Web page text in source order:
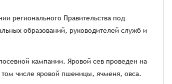
регионального Правительства под
образований, руководителей служб и
кампании. Яровой сев проведен на
том числе яровой пшеницы, ячменя, овса.